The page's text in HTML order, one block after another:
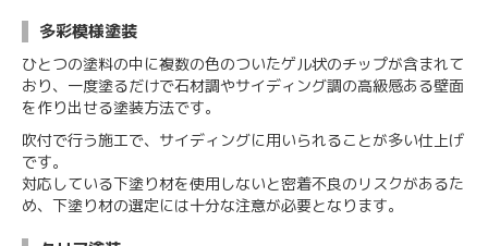
多彩模様塗装
ひとつの塗料の中に複数の色のついたゲル状のチップが含まれて
おり、一度塗るだけで石材調やサイディング調の高級感ある壁面
を作り出せる塗装方法です。
吹付で行う施工で、サイディングに用いられることが多い仕上げ
です。
対応している下塗り材を使用しないと密着不良のリスクがあるた
め、下塗り材の選定には十分な注意が必要となります。